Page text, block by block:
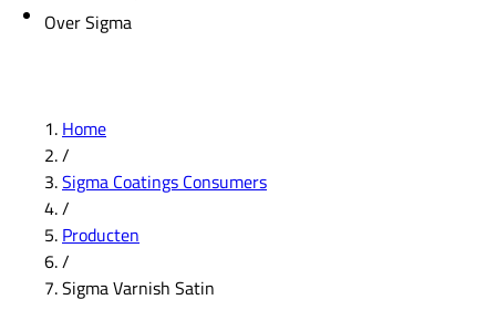
Over Sigma
Home
/
Sigma Coatings Consumers
/
Producten
/
Sigma Varnish Satin